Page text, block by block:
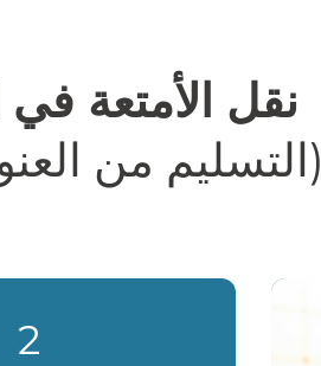
نقل الأمتعة في
(التسليم من
2